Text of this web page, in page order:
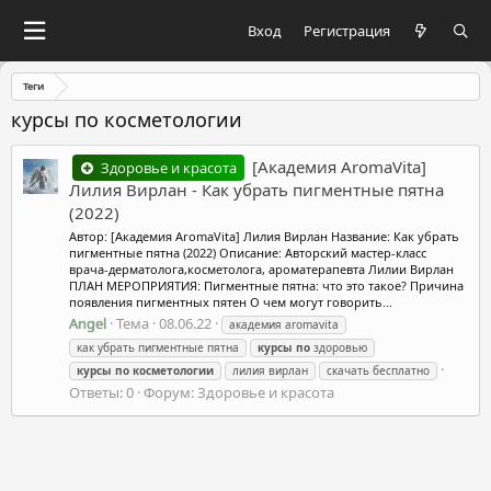
Вход Регистрация
Теги
курсы по косметологии
Здоровье и красота
[Академия AromaVita]
Лилия Вирлан - Как убрать пигментные пятна
(2022)
Автор: [Академия AromaVita] Лилия Вирлан Название: Как убрать
пигментные пятна (2022) Описание: Авторский мастер-класс
врача-дерматолога,косметолога, ароматерапевта Лилии Вирлан
ПЛАН МЕРОПРИЯТИЯ: Пигментные пятна: что это такое? Причина
появления пигментных пятен О чем могут говорить...
Angel Тема 08.06.22
академия aromavita
как убрать пигментные пятна
курсы по здоровью
курсы по косметологии лилия вирлан скачать бесплатно
Ответы: 0 Форум:Здоровье и красота